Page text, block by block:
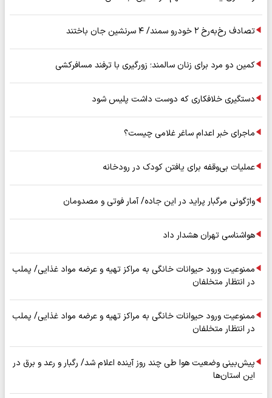
تصادف رخ‌به‌رخ ۲ خودرو سمند/ ۴ سرنشین جان باختند
کمین دو مرد برای زنان سالمند؛ زورگیری با ترفند مسافرکشی
دستگیری خلافکاری که دوست داشت پلیس شود
ماجرای خبر اعدام ساغر غلامی چیست؟
عملیات بی‌وقفه برای یافتن کودک در رودخانه
واژگونی مرگبار پراید در این جاده/ آمار فوتی و مصدومان
هواشناسی تهران هشدار داد
ممنوعیت ورود حیوانات خانگی به مراکز تهیه و عرضه مواد غذایی/ پملب
در انتظار متخلفان
ممنوعیت ورود حیوانات خانگی به مراکز تهیه و عرضه مواد غذایی/ پملب
در انتظار متخلفان
پیش‌بینی وضعیت هوا طی چند روز آینده اعلام شد/ رگبار و رعد و برق در
این استان‌ها